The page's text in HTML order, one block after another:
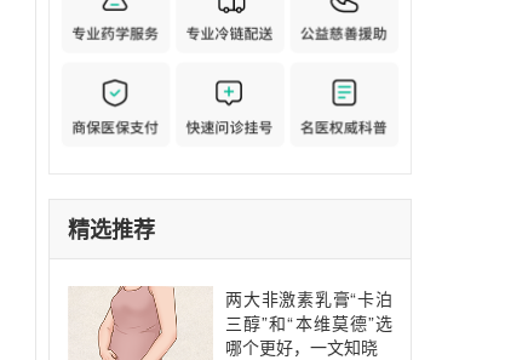
精选推荐
两大非激素乳膏“卡泊
三醇”和“本维莫德”选
哪个更好，一文知晓